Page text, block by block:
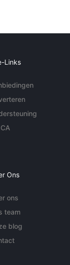
Links
Ons
ons
team
blog